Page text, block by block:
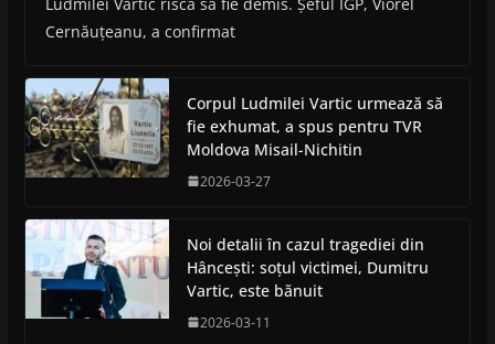
Cernăuțeanu, a confirmat
Corpul Ludmilei Vartic urmează să
fie exhumat, a spus pentru TVR
Moldova Misail-Nichitin
2026-03-27
Noi detalii în cazul tragediei din
Hâncești: soțul victimei, Dumitru
Vartic, este bănuit
2026-03-11